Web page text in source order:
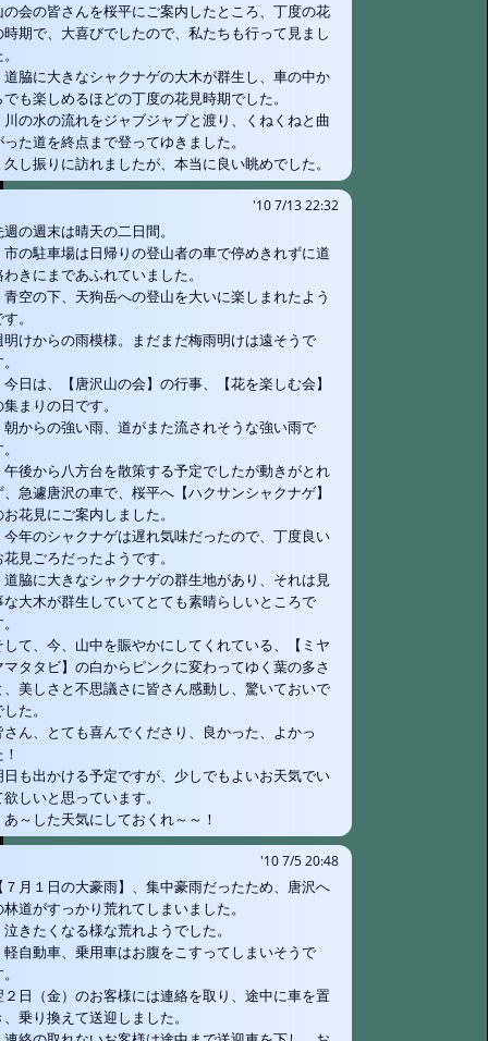
の会の皆さんを桜平にご案内したところ、丁度の花
時期で、大喜びでしたので、私たちも行って見まし
脇に大きなシャクナゲの大木が群生し、車の中か
でも楽しめるほどの丁度の花見時期でした。
の水の流れをジャブジャブと渡り、くねくねと曲
った道を終点まで登ってゆきました。
し振りに訪れましたが、本当に良い眺めでした。
'10 7/13 22:32
週の週末は晴天の二日間。
の駐車場は日帰りの登山者の車で停めきれずに道
わきにまであふれていました。
空の下、天狗岳への登山を大いに楽しまれたよう
。
明けからの雨模様。まだまだ梅雨明けは遠そうで
日は、【唐沢山の会】の行事、【花を楽しむ会】
集まりの日です。
からの強い雨、道がまた流されそうな強い雨で
後から八方台を散策する予定でしたが動きがとれ
、急遽唐沢の車で、桜平へ【ハクサンシャクナゲ】
お花見にご案内しました。
年のシャクナゲは遅れ気味だったので、丁度良い
花見ごろだったようです。
脇に大きなシャクナゲの群生地があり、それは見
な大木が群生していてとても素晴らしいところで
して、今、山中を賑やかにしてくれている、【ミヤ
マタタビ】の白からピンクに変わってゆく葉の多さ
、美しさと不思議さに皆さん感動し、驚いておいで
た。
さん、とても喜んでくださり、良かった、よかっ
日も出かける予定ですが、少しでもよいお天気でい
欲しいと思っています。
～した天気にしておくれ～～！
'10 7/5 20:48
７月１日の大豪雨】、集中豪雨だったため、唐沢へ
林道がすっかり荒れてしまいました。
きたくなる様な荒れようでした。
自動車、乗用車はお腹をこすってしまいそうで
２日（金）のお客様には連絡を取り、途中に車を置
、乗り換えて送迎しました。